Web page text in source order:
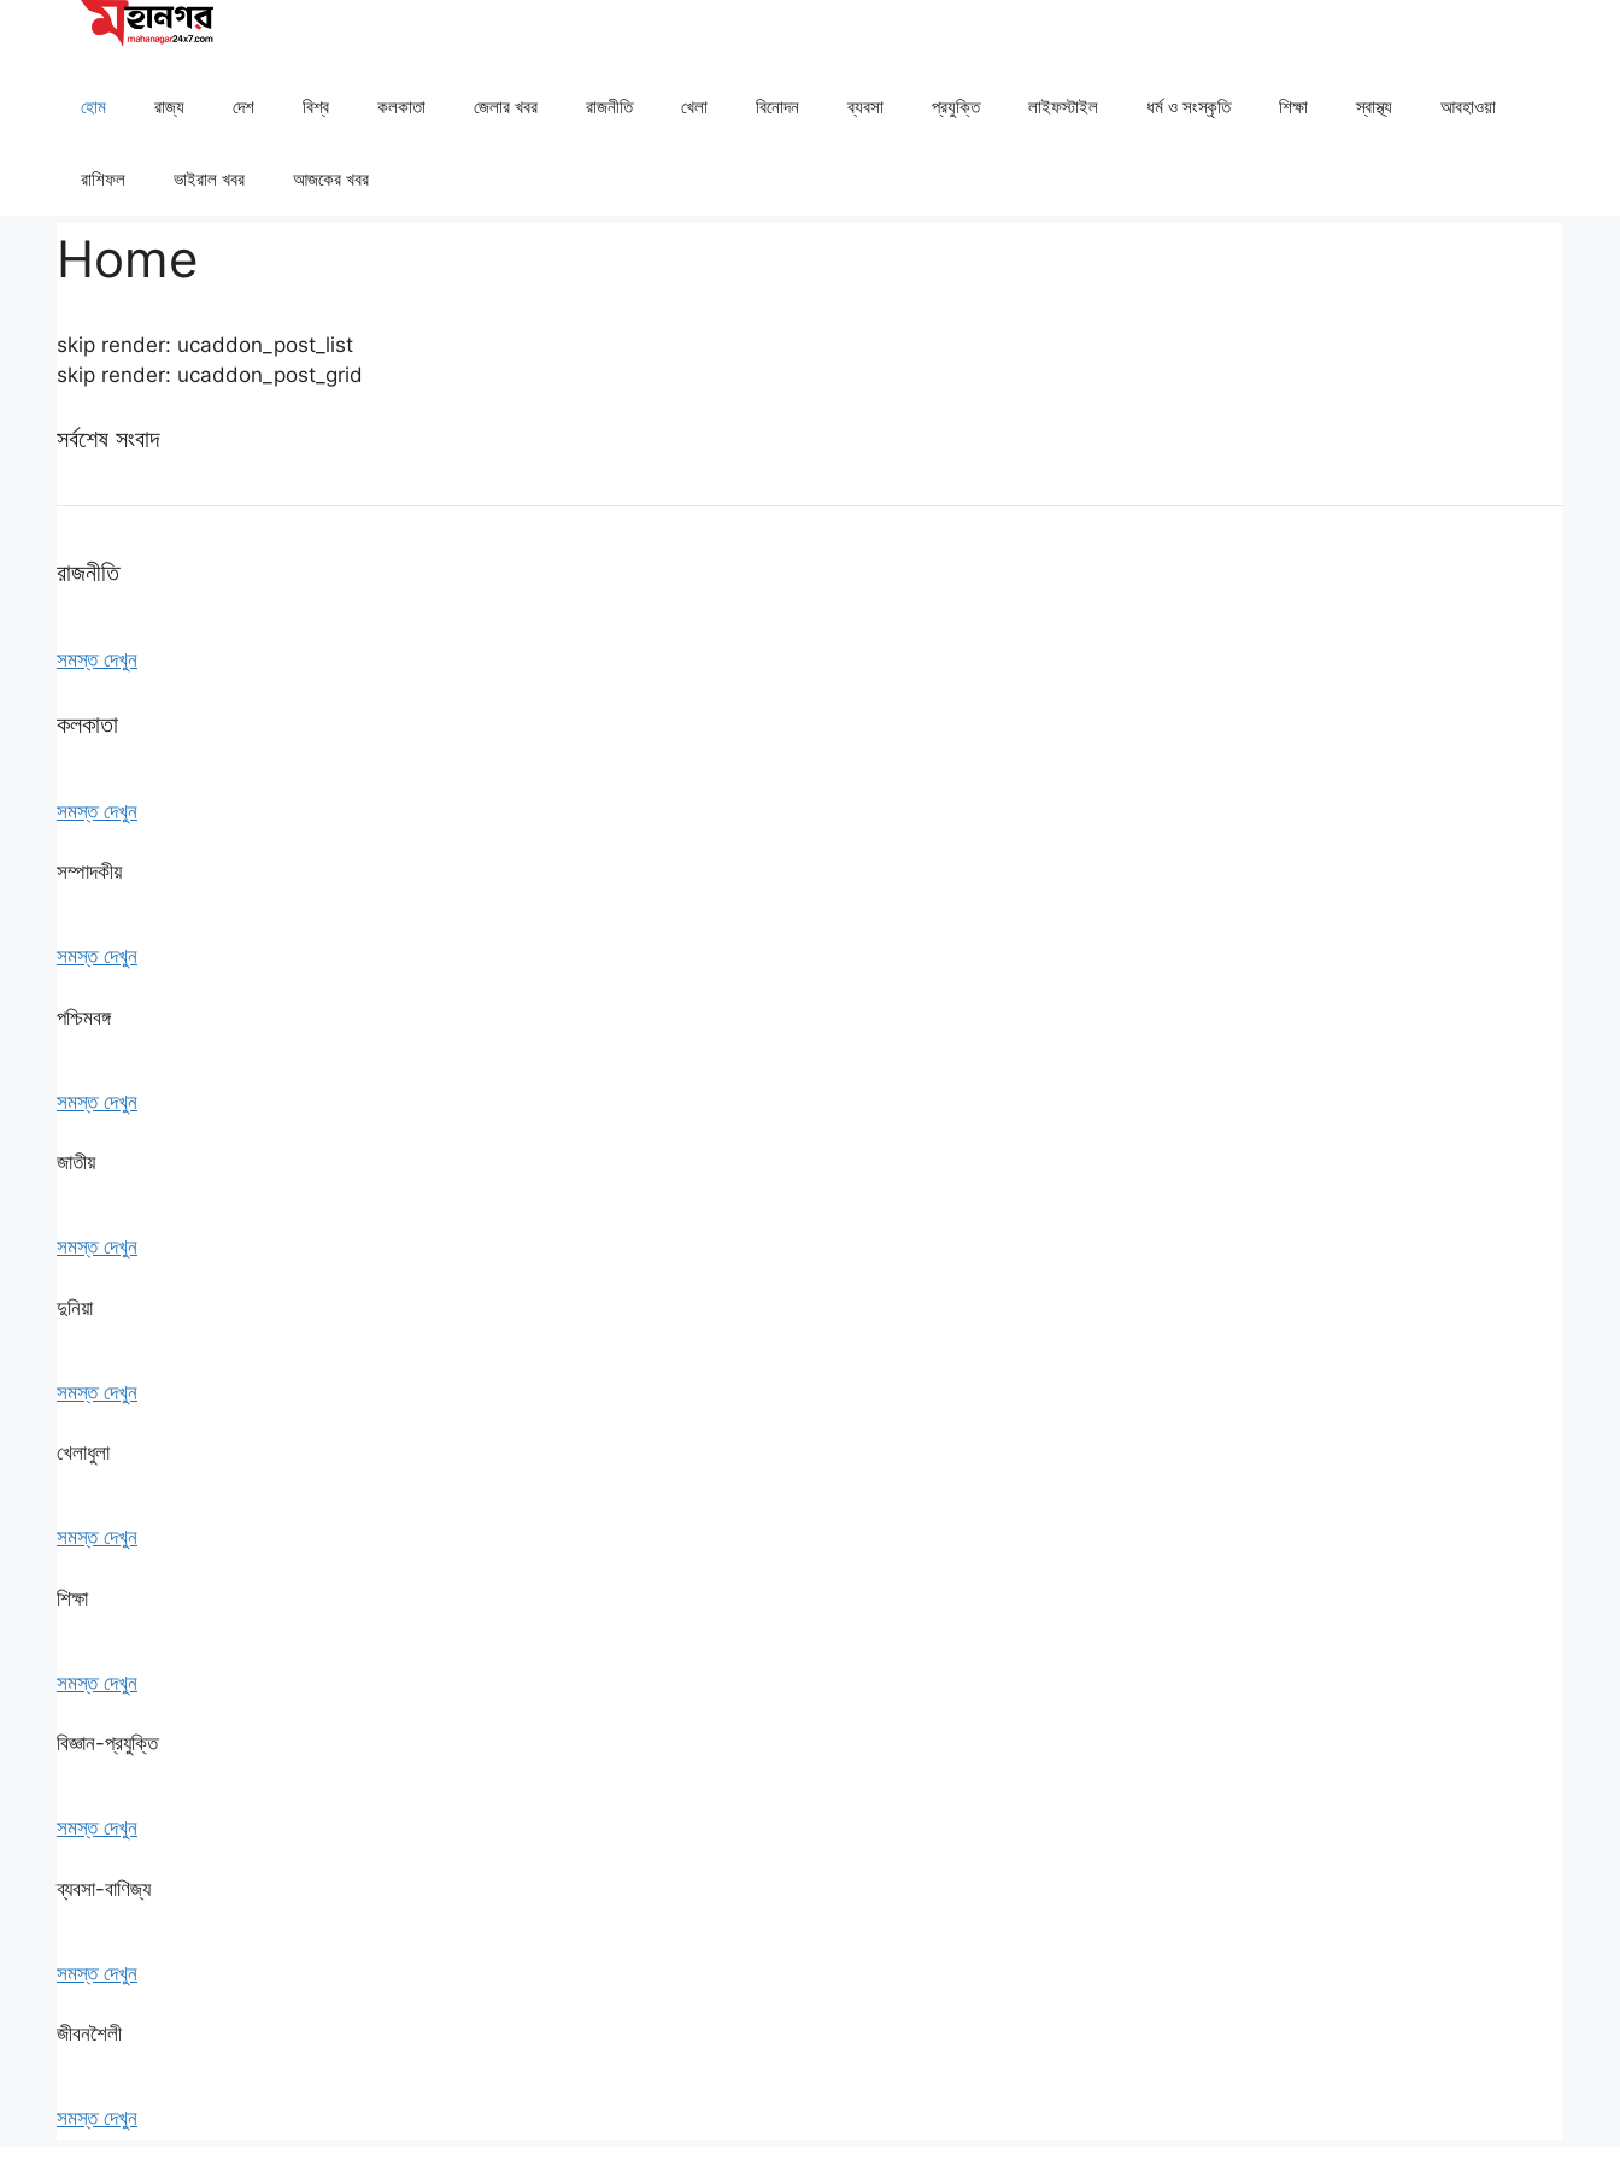
হোম রাজ্য দেশ ⁠বিশ্ব কলকাতা ⁠⁠জেলার খবর রাজনীতি খেলা ⁠বিনোদন ব্যবসা প্রযুক্তি লাইফস্টাইল ধর্ম ও সংস্কৃতি ⁠⁠শিক্ষা ⁠⁠স্বাস্থ্য ⁠⁠আবহাওয়া
রাশিফল ⁠⁠ভাইরাল খবর আজকের খবর
Home
skip render: ucaddon_post_list
skip render: ucaddon_post_grid
সর্বশেষ সংবাদ
রাজনীতি
সমস্ত দেখুন
কলকাতা
সমস্ত দেখুন
সম্পাদকীয়
সমস্ত দেখুন
পশ্চিমবঙ্গ
সমস্ত দেখুন
জাতীয়
সমস্ত দেখুন
দুনিয়া
সমস্ত দেখুন
খেলাধুলা
সমস্ত দেখুন
শিক্ষা
সমস্ত দেখুন
বিজ্ঞান-প্রযুক্তি
সমস্ত দেখুন
ব্যবসা-বাণিজ্য
সমস্ত দেখুন
জীবনশৈলী
সমস্ত দেখুন